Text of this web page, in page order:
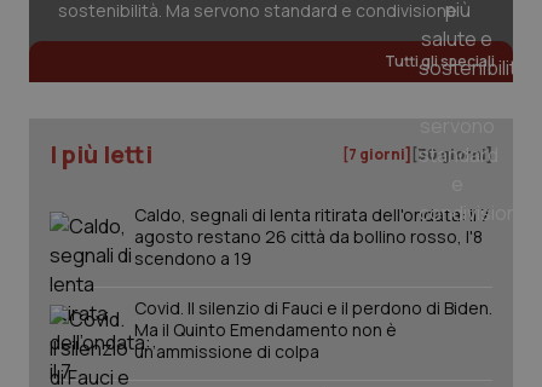
sostenibilità. Ma servono standard e condivisione
Tutti gli speciali
I più letti [7 giorni] [30 giorni]
Caldo, segnali di lenta ritirata dell'ondata: il 7
agosto restano 26 città da bollino rosso, l'8
scendono a 19
Covid. Il silenzio di Fauci e il perdono di Biden.
Ma il Quinto Emendamento non è
un’ammissione di colpa
PHPSESSID
PHP.net
www.quotidianosanita.it